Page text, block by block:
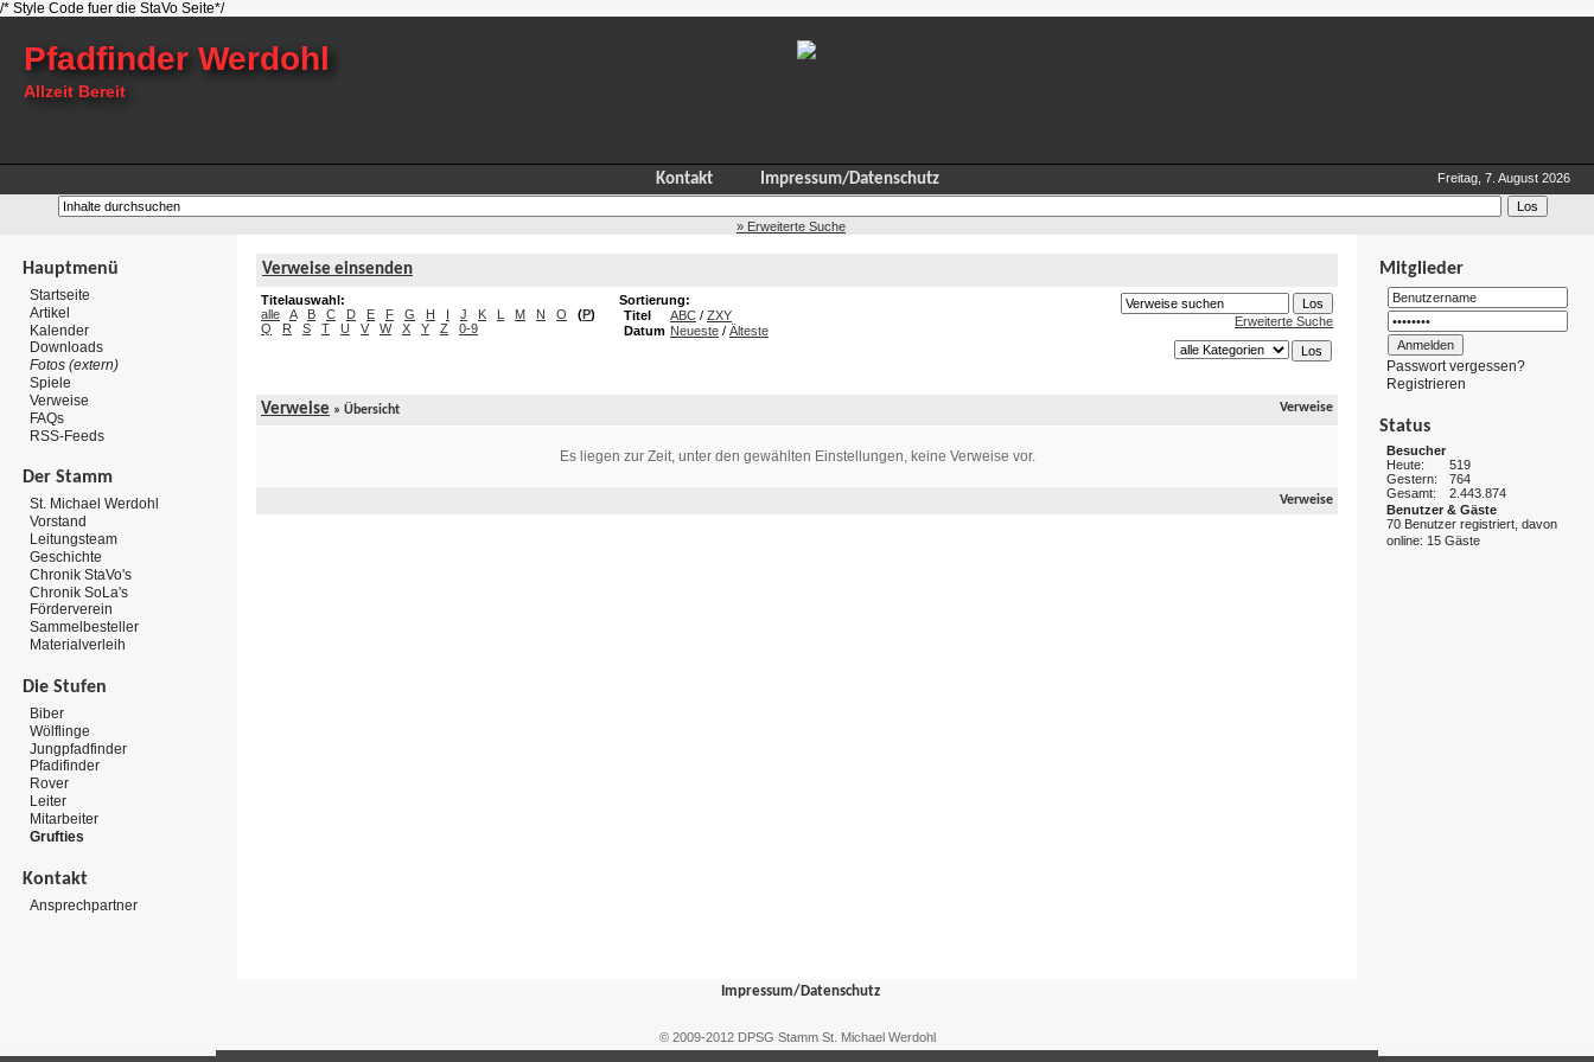
/* Style Code fuer die StaVo Seite*/
Pfadfinder Werdohl
Allzeit Bereit
Kontakt Impressum/Datenschutz
» Erweiterte Suche
Freitag, 7. August 2026
Hauptmenü
Startseite
Artikel
Kalender
Downloads
Fotos (extern)
Spiele
Verweise
FAQs
RSS-Feeds
Der Stamm
St. Michael Werdohl
Vorstand
Leitungsteam
Geschichte
Chronik StaVo's
Chronik SoLa's
Förderverein
Sammelbesteller
Materialverleih
Die Stufen
Biber
Wölflinge
Jungpfadfinder
Pfadifinder
Rover
Leiter
Mitarbeiter
Grufties
Kontakt
Ansprechpartner
Verweise einsenden
Titelauswahl:
alle
A B C D E F G H I J K L M N O (P)
Q
R S T U V W X Y Z 0-9
Sortierung:
Titel
ABC / ZXY
Datum Neueste / Älteste
Erweiterte Suche
Verweise » Übersicht Verweise
Es liegen zur Zeit, unter den gewählten Einstellungen, keine Verweise vor.
Verweise
Mitglieder
Passwort vergessen?
Registrieren
Status
Besucher
Heute:
519
Gestern:
764
Gesamt:
2.443.874
Benutzer & Gäste
70 Benutzer registriert, davon
online: 15 Gäste
Impressum/Datenschutz
© 2009-2012 DPSG Stamm St. Michael Werdohl